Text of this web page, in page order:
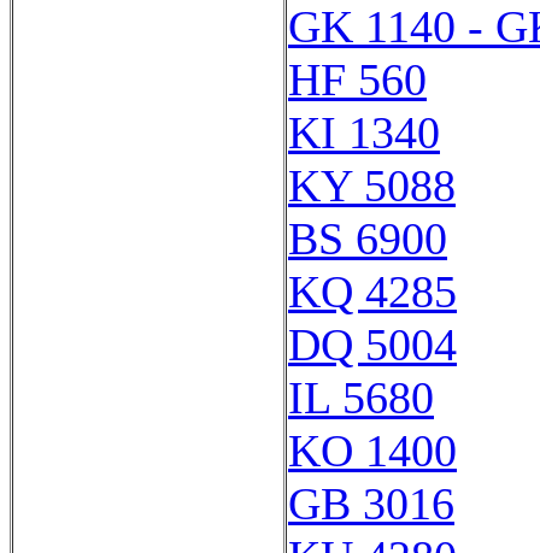
GK 1140 -
HF 560
KI 1340
KY 5088
BS 6900
KQ 4285
DQ 5004
IL 5680
KO 1400
GB 3016